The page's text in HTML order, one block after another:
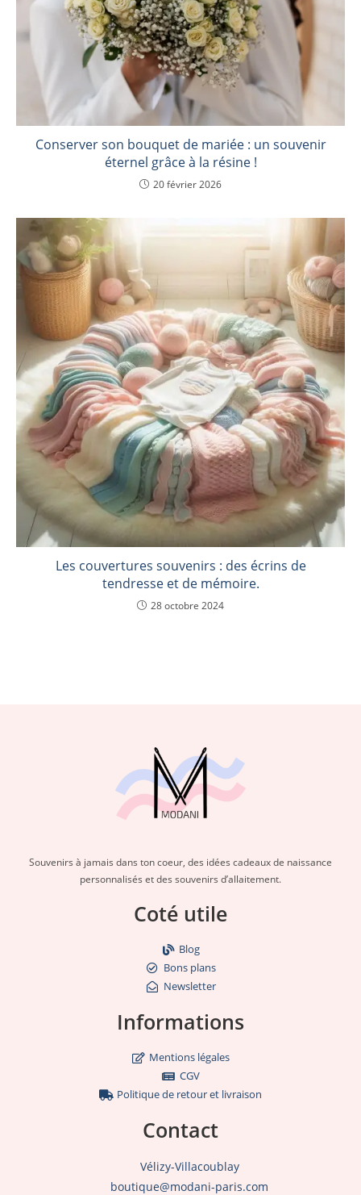
Conserver son bouquet de mariée : un souvenir
éternel grâce à la résine !
20 février 2026
Les couvertures souvenirs : des écrins de
tendresse et de mémoire.
28 octobre 2024
Souvenirs à jamais dans ton coeur, des idées cadeaux de naissance
personnalisés et des souvenirs d’allaitement.
Coté utile
Blog
Bons plans
Newsletter
Informations
Mentions légales
CGV
Politique de retour et livraison
Contact
Vélizy-Villacoublay
boutique@modani-paris.com